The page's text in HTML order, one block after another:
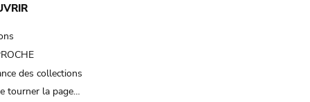
des collections
tourner la page…